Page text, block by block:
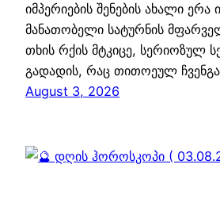
იმპერიების შენების ახალი ერა
მანათობელი სატურნის
თხის რქის მტკიცე, სერიოზულ
გადადის, რაც თითოეულ
August 3, 2026